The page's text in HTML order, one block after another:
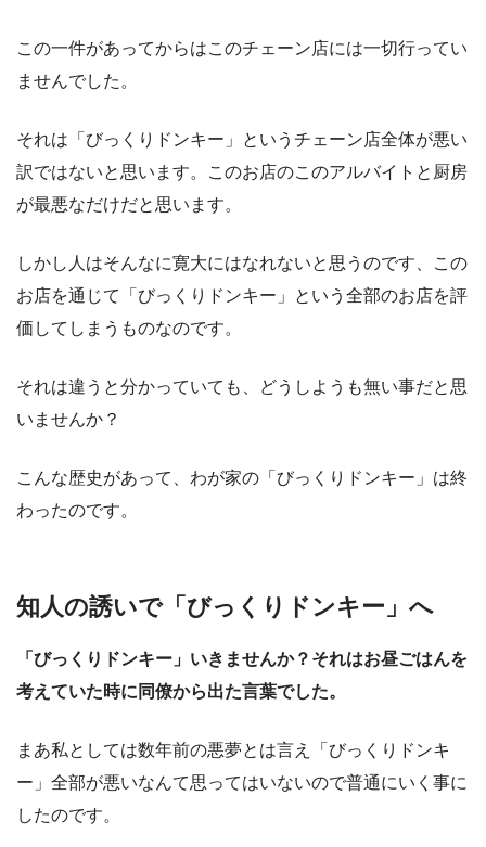
この一件があってからはこのチェーン店には一切行ってい
ませんでした。
それは「びっくりドンキー」というチェーン店全体が悪い
訳ではないと思います。このお店のこのアルバイトと厨房
が最悪なだけだと思います。
しかし人はそんなに寛大にはなれないと思うのです、この
お店を通じて「びっくりドンキー」という全部のお店を評
価してしまうものなのです。
それは違うと分かっていても、どうしようも無い事だと思
いませんか？
こんな歴史があって、わが家の「びっくりドンキー」は終
わったのです。
知人の誘いで「びっくりドンキー」へ
「びっくりドンキー」いきませんか？それはお昼ごはんを
考えていた時に同僚から出た言葉でした。
まあ私としては数年前の悪夢とは言え「びっくりドンキ
ー」全部が悪いなんて思ってはいないので普通にいく事に
したのです。